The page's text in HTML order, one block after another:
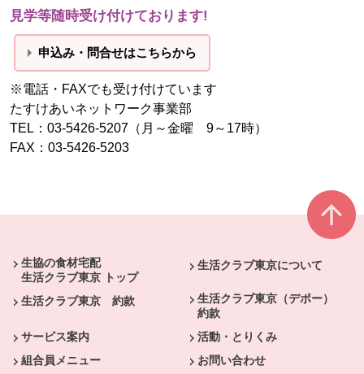
見学等随時受け付けております!
申込み・問合せはこちらから
※電話・FAXでも受け付けています
たすけあいネットワーク事業部
TEL：03-5426-5207（月～金曜 9～17時）
FAX：03-5426-5203
生協の食材宅配
生活クラブ東京 トップ
生活クラブ東京について
生活クラブ東京 約款
生活クラブ東京（デポー）
約款
サービス案内
活動・とりくみ
組合員メニュー
お問い合わせ